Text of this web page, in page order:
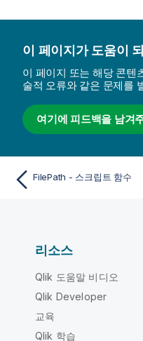
이 페이지가 도움이
이 페이지 또는 해당 콘텐
술적 오류와 같은 문제를
여기에 피드백을 남겨
FilePath - 스크립트 함수
리소스
Qlik 도움말 비디오
Qlik Developer
교육
Qlik 학습